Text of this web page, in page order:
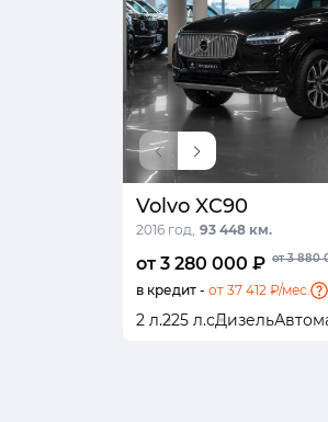
Volvo XC90
2016 год, 93 448 км.
от 3 280 000 ₽ от 3 880
в кредит - от 37 412 ₽/мес.
2 л.225 л.сДизель